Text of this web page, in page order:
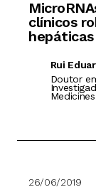
clínicos
hepáticas
Rui
Doutor
Medicines
26/06/2019